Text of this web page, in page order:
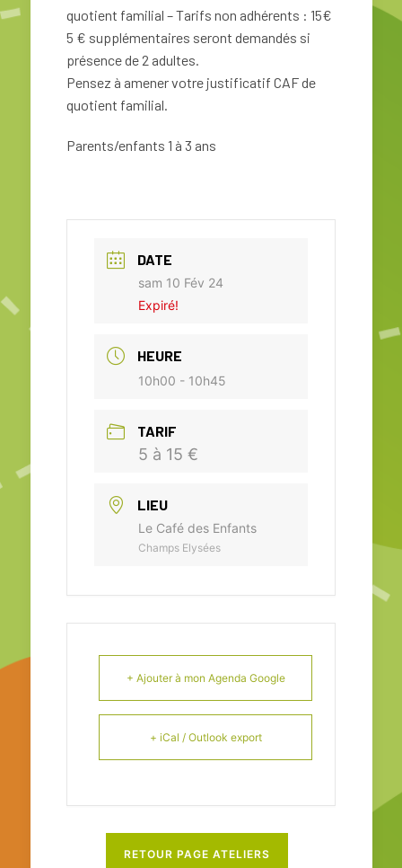
quotient familial – Tarifs non adhérents : 15€
5 € supplémentaires seront demandés si
présence de 2 adultes.
Pensez à amener votre justificatif CAF de
quotient familial.
Parents/enfants 1 à 3 ans
DATE
sam 10 Fév 24
Expiré!
HEURE
10h00 - 10h45
TARIF
5 à 15 €
LIEU
Le Café des Enfants
Champs Elysées
+ Ajouter à mon Agenda Google
+ iCal / Outlook export
RETOUR PAGE ATELIERS